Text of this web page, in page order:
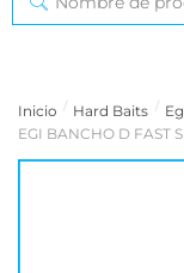
Inicio / Hard Baits /
EGI BANCHO D FAST